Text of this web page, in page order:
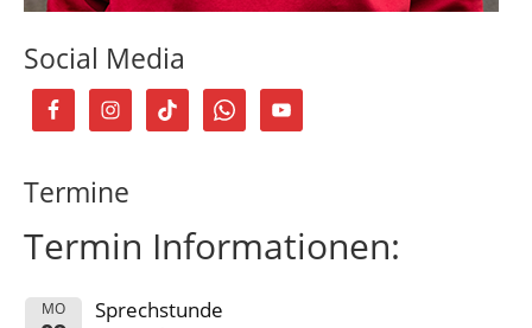
Social Media
Termine
Termin Informationen:
MO Sprechstunde